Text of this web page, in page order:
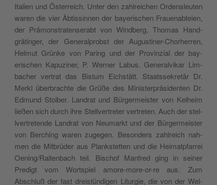
Ital­ien und Öster­re­ich. Unter den zahlre­ichen Ordensleuten
waren die vier Äbtissin­nen der bay­erischen Frauen­abteien,
der Prä­mon­stratenser­abt von Wind­berg, Thomas Hand­
grätinger, der Gen­er­al­prob­st der Augustin­er-Chorher­ren,
Hel­mut Grünke von Par­ing und der Prov­inzial der bay­
erischen Kapuzin­er, P. Wern­er Labus. Gen­er­alvikar Lim­
bach­er ver­trat das Bis­tum Eich­stätt. Staatssekretär Dr.
Merkl über­brachte die Grüße des Min­is­ter­präsi­den­ten Dr.
Edmund Stoiber. Lan­drat und Bürg­er­meis­ter von Kel­heim
ließen sich durch ihre Stel­lvertreter vertreten. Auch der stel­
lvertre­tende Lan­drat von Neu­markt und der Bürg­er­meis­ter
von Berch­ing waren zuge­gen. Beson­ders zahlre­ich nah­
men die Mit­brüder aus Plankstet­ten und die Heimatp­far­rei
Oening/Raitenbach teil. Bischof Man­fred ging in sein­er
Predigt vom Wort­spiel amore-more-or-re aus. Zum
Abschluß der fast dreistündi­gen Liturgie, die von der Wel­